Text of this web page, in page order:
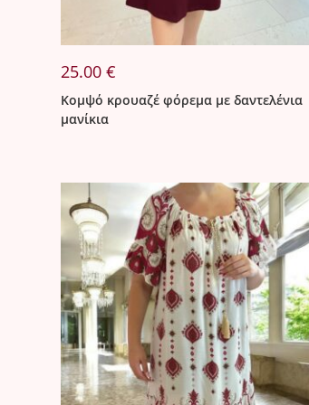
25.00€
Κομψό κρουαζέ φόρεμα με δαντελένια
μανίκια